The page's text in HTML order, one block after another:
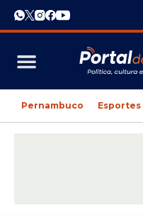
Pernambuco Esportes